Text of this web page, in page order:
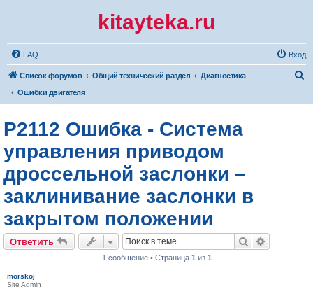
kitayteka.ru
FAQ Вход
Список форумов Общий технический раздел
Диагностика
Ошибки двигателя
P2112 Ошибка - Система
управления приводом
дроссельной заслонки –
заклинивание заслонки в
закрытом положении
Ответить Поиск
1 сообщение • Страница 1 из 1
morskoj
Site Admin